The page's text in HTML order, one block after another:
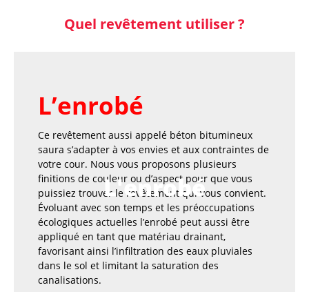
Quel revêtement utiliser ?
L'enrobé
L’enrobé
Ce revêtement aussi appelé béton bitumineux
saura s’adapter à vos envies et aux contraintes de
votre cour. Nous vous proposons plusieurs
finitions de couleur ou d’aspect pour que vous
puissiez trouver le revêtement qui vous convient.
Évoluant avec son temps et les préoccupations
écologiques actuelles l’enrobé peut aussi être
appliqué en tant que matériau drainant,
favorisant ainsi l’infiltration des eaux pluviales
dans le sol et limitant la saturation des
canalisations.